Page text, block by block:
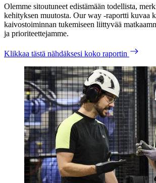
Olemme sitoutuneet edistämään todellista,
kehityksen muutosta. Our way -raportti kuvaa
kaivostoiminnan tukemiseen liittyvää
ja prioriteettejamme.
Klikkaa tästä nähdäksesi koko raportin